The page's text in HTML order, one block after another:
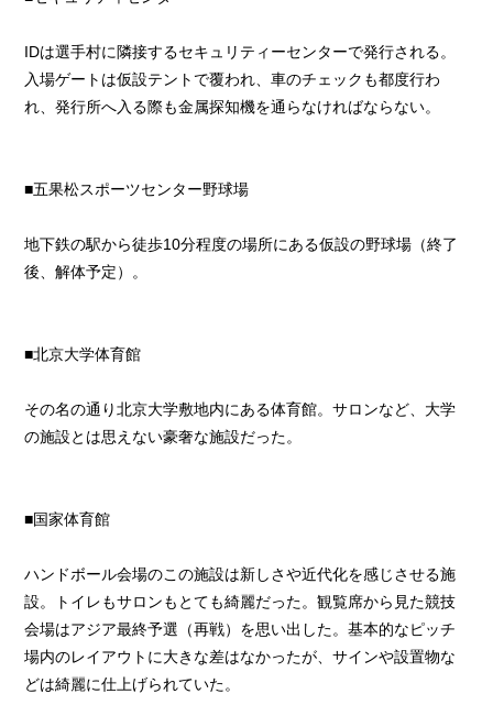
IDは選手村に隣接するセキュリティーセンターで発行される。
入場ゲートは仮設テントで覆われ、車のチェックも都度行わ
れ、発行所へ入る際も金属探知機を通らなければならない。
■五果松スポーツセンター野球場
地下鉄の駅から徒歩10分程度の場所にある仮設の野球場（終了
後、解体予定）。
■北京大学体育館
その名の通り北京大学敷地内にある体育館。サロンなど、大学
の施設とは思えない豪奢な施設だった。
■国家体育館
ハンドボール会場のこの施設は新しさや近代化を感じさせる施
設。トイレもサロンもとても綺麗だった。観覧席から見た競技
会場はアジア最終予選（再戦）を思い出した。基本的なピッチ
場内のレイアウトに大きな差はなかったが、サインや設置物な
どは綺麗に仕上げられていた。